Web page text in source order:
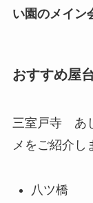
い園のメイン
おすすめ屋
三室戸寺 あ
メをご紹介し
八ツ橋